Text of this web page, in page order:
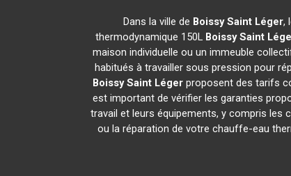
Dans la ville de Boissy Saint Léger,
thermodynamique 150L Boissy Saint
maison individuelle ou un immeuble
habitués à travailler sous pression pour
Boissy Saint Légerproposent des tarifs
est important de vérifier les garanties
travail et leurs équipements, y compris les
ou la réparation de votre chauffe-eau